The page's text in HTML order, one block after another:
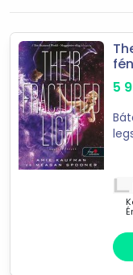
108találat
Mást is keresel?
kínálatából!
tovább
5